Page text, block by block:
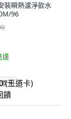
裝瞬熱濾淨飲水
96
達
卡)